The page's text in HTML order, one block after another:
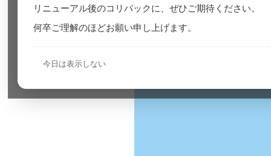
リニューアル後のコリパックに、ぜひご期待ください。
何卒ご理解のほどお願い申し上げます。
今日は表示しない